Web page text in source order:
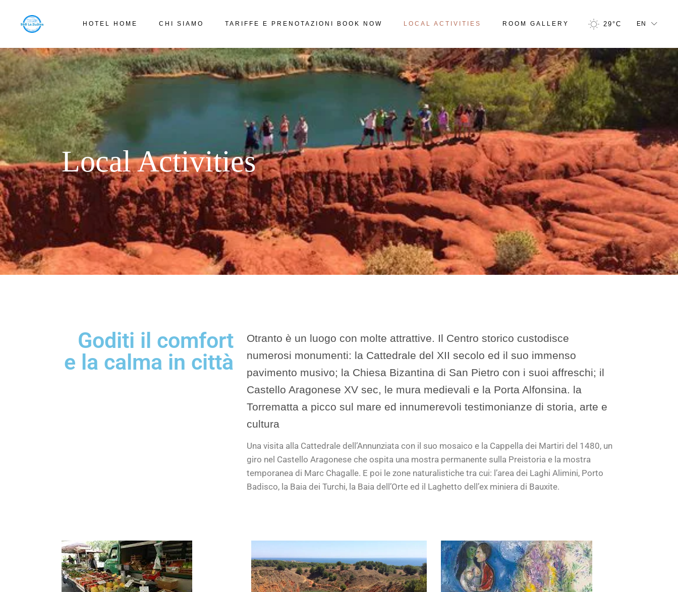
HOTEL HOME CHI SIAMO TARIFFE E PRENOTAZIONI BOOK NOW LOCAL ACTIVITIES ROOM GALLERY 29°C EN
IT
IT
Local Activities
Goditi il ​​comfort
e la calma in città
Otranto è un luogo con molte attrattive. Il Centro storico custodisce
numerosi monumenti: la Cattedrale del XII secolo ed il suo immenso
pavimento musivo; la Chiesa Bizantina di San Pietro con i suoi affreschi; il
Castello Aragonese XV sec, le mura medievali e la Porta Alfonsina. la
Torrematta a picco sul mare ed innumerevoli testimonianze di storia, arte e
cultura
Una visita alla Cattedrale dell’Annunziata con il suo mosaico e la Cappella dei Martiri del 1480, un
giro nel Castello Aragonese che ospita una mostra permanente sulla Preistoria e la mostra
temporanea di Marc Chagalle. E poi le zone naturalistiche tra cui: l’area dei Laghi Alimini, Porto
Badisco, la Baia dei Turchi, la Baia dell’Orte ed il Laghetto dell’ex miniera di Bauxite.